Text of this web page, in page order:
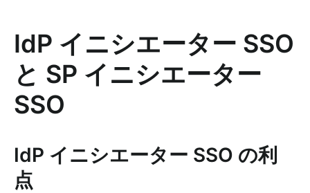
IdP イニシエーター SSO
と SP イニシエーター
SSO
IdP イニシエーター SSO の利
点